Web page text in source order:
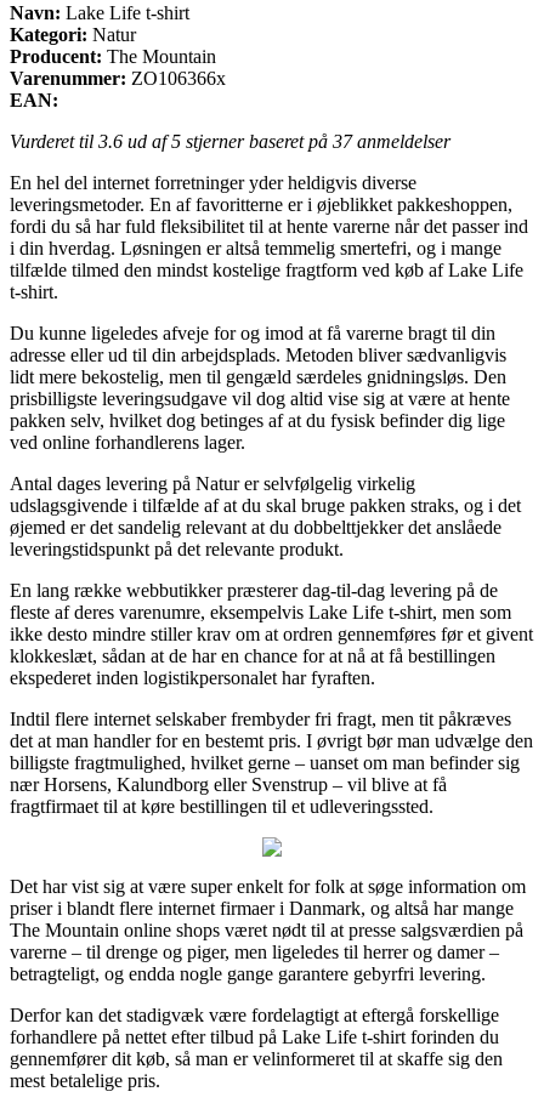
Navn: Lake Life t-shirt
Kategori: Natur
Producent: The Mountain
Varenummer: ZO106366x
EAN:
Vurderet til 3.6 ud af 5 stjerner baseret på 37anmeldelser
En hel del internet forretninger yder heldigvis diverse
leveringsmetoder. En af favoritterne er i øjeblikket pakkeshoppen,
fordi du så har fuld fleksibilitet til at hente varerne når det passer ind
i din hverdag. Løsningen er altså temmelig smertefri, og i mange
tilfælde tilmed den mindst kostelige fragtform ved køb af Lake Life
t-shirt.
Du kunne ligeledes afveje for og imod at få varerne bragt til din
adresse eller ud til din arbejdsplads. Metoden bliver sædvanligvis
lidt mere bekostelig, men til gengæld særdeles gnidningsløs. Den
prisbilligste leveringsudgave vil dog altid vise sig at være at hente
pakken selv, hvilket dog betinges af at du fysisk befinder dig lige
ved online forhandlerens lager.
Antal dages levering på Natur er selvfølgelig virkelig
udslagsgivende i tilfælde af at du skal bruge pakken straks, og i det
øjemed er det sandelig relevant at du dobbelttjekker det anslåede
leveringstidspunkt på det relevante produkt.
En lang række webbutikker præsterer dag-til-dag levering på de
fleste af deres varenumre, eksempelvis Lake Life t-shirt, men som
ikke desto mindre stiller krav om at ordren gennemføres før et givent
klokkeslæt, sådan at de har en chance for at nå at få bestillingen
ekspederet inden logistikpersonalet har fyraften.
Indtil flere internet selskaber frembyder fri fragt, men tit påkræves
det at man handler for en bestemt pris. I øvrigt bør man udvælge den
billigste fragtmulighed, hvilket gerne – uanset om man befinder sig
nær Horsens, Kalundborg eller Svenstrup – vil blive at få
fragtfirmaet til at køre bestillingen til et udleveringssted.
Det har vist sig at være super enkelt for folk at søge information om
priser i blandt flere internet firmaer i Danmark, og altså har mange
The Mountain online shops været nødt til at presse salgsværdien på
varerne – til drenge og piger, men ligeledes til herrer og damer –
betragteligt, og endda nogle gange garantere gebyrfri levering.
Derfor kan det stadigvæk være fordelagtigt at eftergå forskellige
forhandlere på nettet efter tilbud på Lake Life t-shirt forinden du
gennemfører dit køb, så man er velinformeret til at skaffe sig den
mest betalelige pris.